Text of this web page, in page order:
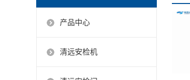
产品中心
清远安检机